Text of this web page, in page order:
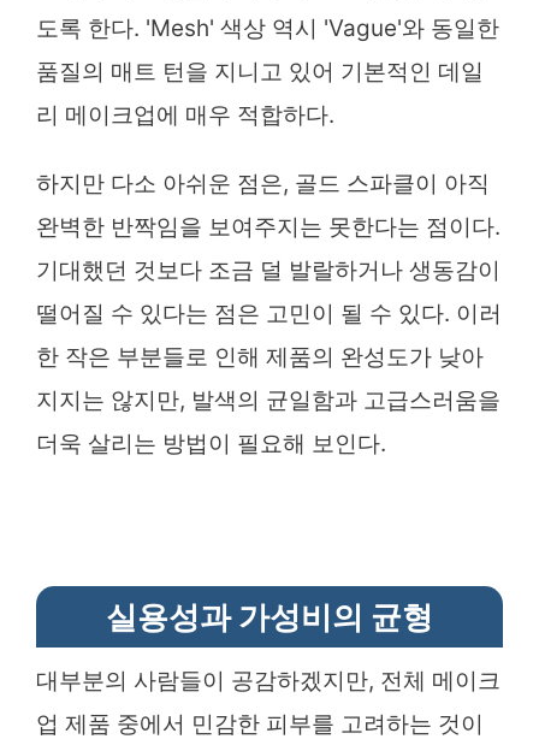
도록 한다. 'Mesh' 색상 역시 'Vague'와 동일한
품질의 매트 턴을 지니고 있어 기본적인 데일
리 메이크업에 매우 적합하다.
하지만 다소 아쉬운 점은, 골드 스파클이 아직
완벽한 반짝임을 보여주지는 못한다는 점이다.
기대했던 것보다 조금 덜 발랄하거나 생동감이
떨어질 수 있다는 점은 고민이 될 수 있다. 이러
한 작은 부분들로 인해 제품의 완성도가 낮아
지지는 않지만, 발색의 균일함과 고급스러움을
더욱 살리는 방법이 필요해 보인다.
실용성과 가성비의 균형
대부분의 사람들이 공감하겠지만, 전체 메이크
업 제품 중에서 민감한 피부를 고려하는 것이